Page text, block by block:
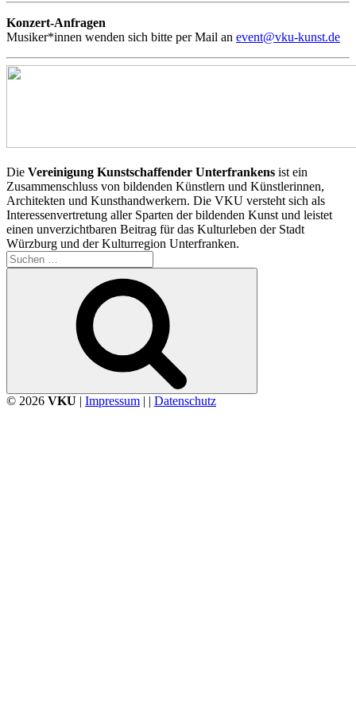
Konzert-Anfragen
Musiker*innen wenden sich bitte per Mail an event@vku-kunst.de
Die Vereinigung Kunstschaffender Unterfrankens ist ein
Zusammenschluss von bildenden Künstlern und Künstlerinnen,
Architekten und Kunsthandwerkern. Die VKU versteht sich als
Interessenvertretung aller Sparten der bildenden Kunst und leistet
einen unverzichtbaren Beitrag für das Kulturleben der Stadt
Würzburg und der Kulturregion Unterfranken.
Suchen
nach:
© 2026 VKU | Impressum | | Datenschutz